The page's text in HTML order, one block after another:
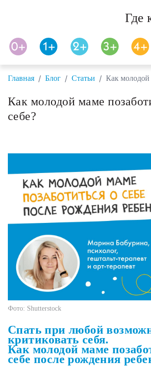
Где
Главная / Блог / Статьи / Как молодой
Как молодой маме
себе?
Фото: Shutterstock
Спать при любой
критиковать себя.
Как молодой маме
себе после рождения